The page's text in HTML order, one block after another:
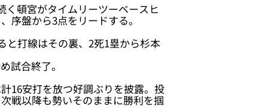
頓宮がタイムリーツーベースヒ
序盤から3点をリードする。
と打線はその裏、2死1塁から杉本
試合終了。
16安打を放つ好調ぶりを披露。投
戦以降も勢いそのままに勝利を掴